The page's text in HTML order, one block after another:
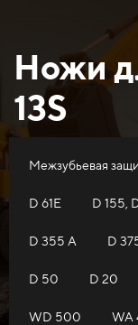
Ножи
13S
Межзубьевая
D 61E D 155,
D 355 A D
D 50 D 20
WD 500 WA